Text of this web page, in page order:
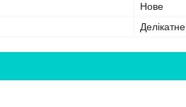
Нове